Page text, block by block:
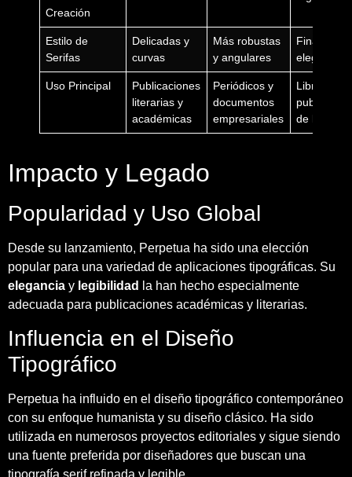
Creación
Estilo de
Serifas
Delicadas y
curvas
Más robustas
y angulares
Finas y
elegantes
Uso Principal
Publicaciones
literarias y
académicas
Periódicos y
documentos
empresariales
Libros y
de lujo
Impacto y Legado
Popularidad y Uso Global
Desde su lanzamiento, Perpetua ha sido una elección
popular para una variedad de aplicaciones tipográficas. Su
elegancia y legibilidad
la han hecho especialmente
adecuada para publicaciones académicas y literarias.
Influencia en el Diseño
Tipográfico
Perpetua ha influido en el diseño tipográfico contemporáneo
con su enfoque humanista y su diseño clásico. Ha sido
utilizada en numerosos proyectos editoriales y sigue siendo
una fuente preferida por diseñadores que buscan una